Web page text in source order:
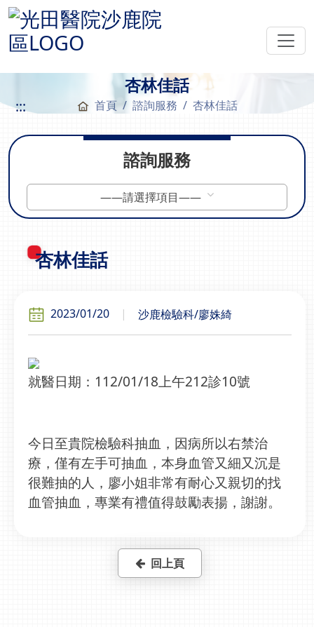
杏林佳話
::: 首頁 諮詢服務 杏林佳話
諮詢服務
——請選擇項目——
杏林佳話
2023/01/20 沙鹿檢驗科/廖姝綺
就醫日期：112/01/18上午212診10號
今日至貴院檢驗科抽血，因病所以右禁治
療，僅有左手可抽血，本身血管又細又沉是
很難抽的人，廖小姐非常有耐心又親切的找
血管抽血，專業有禮值得鼓勵表揚，謝謝。
回上頁